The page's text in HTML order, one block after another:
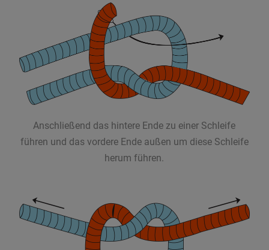
Anschließend das hintere Ende zu einer Schleife
führen und das vordere Ende außen um diese Schleife
herum führen.